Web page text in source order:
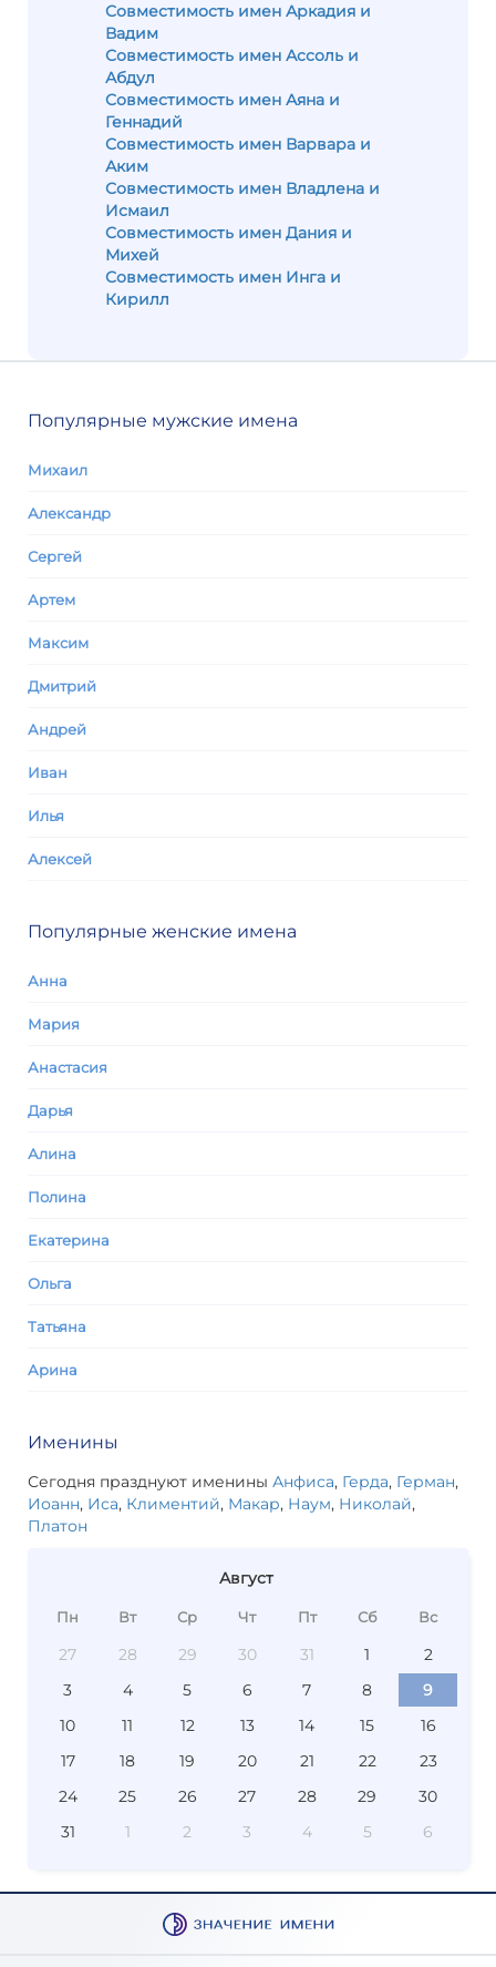
Совместимость имен Аркадия и
Вадим
Совместимость имен Ассоль и
Абдул
Совместимость имен Аяна и
Геннадий
Совместимость имен Варвара и
Аким
Совместимость имен Владлена и
Исмаил
Совместимость имен Дания и
Михей
Совместимость имен Инга и
Кирилл
Популярные мужские имена
Михаил
Александр
Сергей
Артем
Максим
Дмитрий
Андрей
Иван
Илья
Алексей
Популярные женские имена
Анна
Мария
Анастасия
Дарья
Алина
Полина
Екатерина
Ольга
Татьяна
Арина
Именины
Сегодня празднуют именины Анфиса, Герда, Герман,
Иоанн, Иса, Климентий, Макар, Наум, Николай,
Платон
Август
Пн Вт Ср Чт Пт Сб Вс
27 28 29 30 31 1
2
3
4 5 6 7 8
9
10
11 12 13 14 15
16
17
18 19 20 21 22
23
24
25 26 27 28 29
30
31
1 2 3 4 5 6